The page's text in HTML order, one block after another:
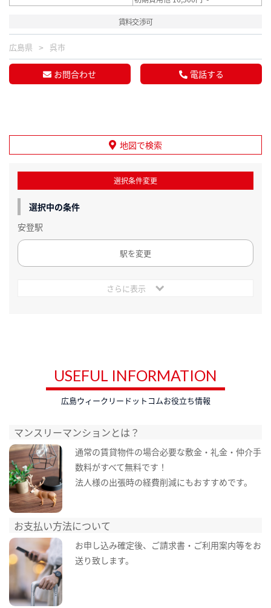
賃料交渉可
広島県 呉市
お問合わせ 電話する
地図で検索
選択条件変更
選択中の条件
安登駅
駅を変更
さらに表示
USEFUL INFORMATION
広島ウィークリードットコムお役立ち情報
マンスリーマンションとは？
通常の賃貸物件の場合必要な敷金・礼金・仲介手
数料がすべて無料です！
法人様の出張時の経費削減にもおすすめです。
お支払い方法について
お申し込み確定後、ご請求書・ご利用案内等をお
送り致します。